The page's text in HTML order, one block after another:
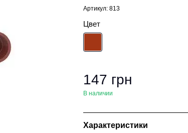
Артикул: 813
Цвет
147 грн
В наличии
Характеристики